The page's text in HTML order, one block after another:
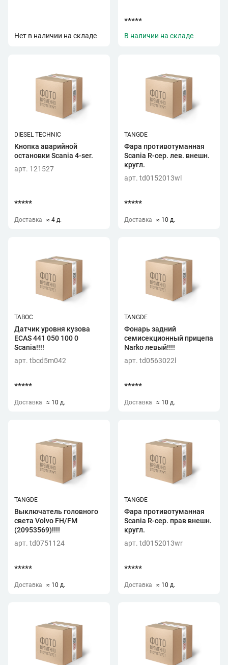
Нет в наличии на складе
*****
В наличии на складе
DIESEL TECHNIC
Кнопка аварийной
остановки Scania 4-ser.
арт. 121527
*****
Доставка ≈ 4 д.
TANGDE
Фара противотуманная
Scania R-сер. лев. внешн.
кругл.
арт. td0152013wl
*****
Доставка ≈ 10 д.
TABOC
Датчик уровня кузова
ECAS 441 050 100 0
Scania!!!!
арт. tbcd5m042
*****
Доставка ≈ 10 д.
TANGDE
Фонарь задний
семисекционный прицепа
Narko левый!!!!
арт. td0563022l
*****
Доставка ≈ 10 д.
TANGDE
Выключатель головного
света Volvo FH/FM
(20953569)!!!!
арт. td0751124
*****
Доставка ≈ 10 д.
TANGDE
Фара противотуманная
Scania R-сер. прав внешн.
кругл.
арт. td0152013wr
*****
Доставка ≈ 10 д.